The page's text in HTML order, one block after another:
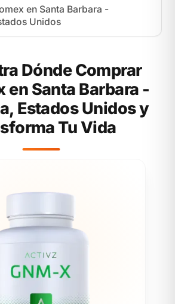
en Santa Barbara -
Unidos
Dónde Comprar
en Santa Barbara -
Estados Unidos y
Tu Vida